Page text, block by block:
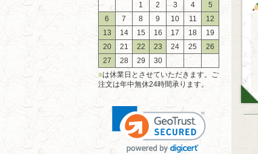
1
2 3 4
5
6
7 8 9 10 11
12
13
14 15 16 17 18
19
20
21 22 23 24 25
26
27
28 29
30
■は休業日とさせていただきます。ご
注文は年中無休24時間承ります。